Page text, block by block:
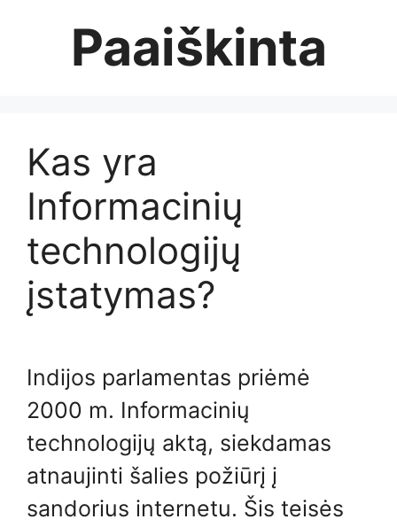
Paaiškinta
Kas yra
Informacinių
technologijų
įstatymas?
Indijos parlamentas priėmė
2000 m. Informacinių
technologijų aktą, siekdamas
atnaujinti šalies požiūrį į
sandorius internetu. Šis teisės